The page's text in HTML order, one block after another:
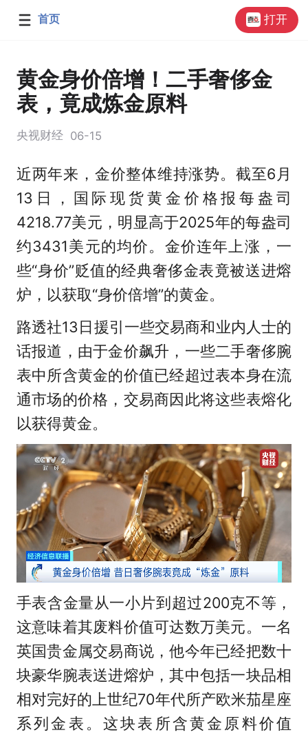
首页 打开
黄金身价倍增！二手奢侈金
表，竟成炼金原料
央视财经 06-15
近两年来，金价整体维持涨势。截至6月
13日，国际现货黄金价格报每盎司
4218.77美元，明显高于2025年的每盎司
约3431美元的均价。金价连年上涨，一
些“身价”贬值的经典奢侈金表竟被送进熔
炉，以获取“身价倍增”的黄金。
路透社13日援引一些交易商和业内人士的
话报道，由于金价飙升，一些二手奢侈腕
表中所含黄金的价值已经超过表本身在流
通市场的价格，交易商因此将这些表熔化
以获得黄金。
手表含金量从一小片到超过200克不等，
这意味着其废料价值可达数万美元。一名
英国贵金属交易商说，他今年已经把数十
块豪华腕表送进熔炉，其中包括一块品相
相对完好的上世纪70年代所产欧米茄星座
系列金表。这块表所含黄金原料价值